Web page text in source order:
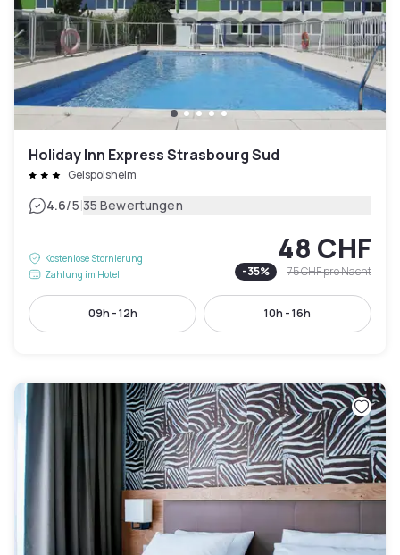
Holiday Inn Express Strasbourg Sud
Geispolsheim
4.6/5|35 Bewertungen
Kostenlose Stornierung
Zahlung im Hotel
48 CHF
-35% 75 CHFpro Nacht
09h - 12h 10h - 16h